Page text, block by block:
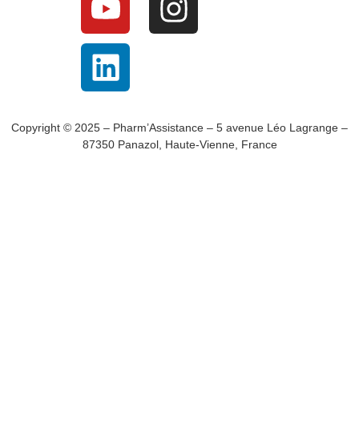
Copyright © 2025 – Pharm’Assistance – 5 avenue Léo Lagrange –
87350 Panazol, Haute-Vienne, France